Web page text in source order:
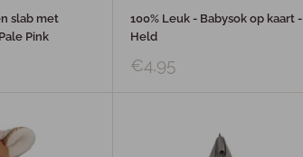
slab met
Pink
100% Leuk - Babysok op kaart -
Held
€4,95